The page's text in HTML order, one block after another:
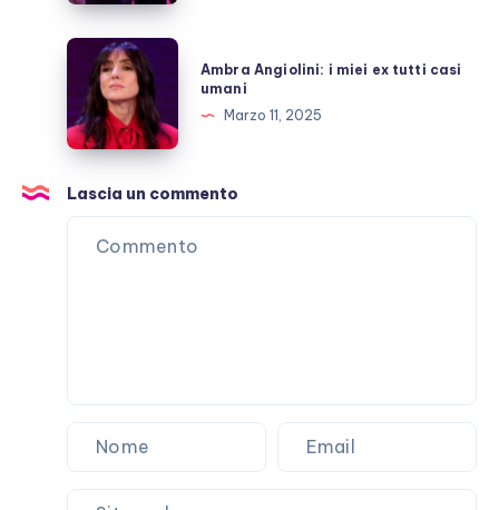
Jenner
sul
carpet
in
Italia
Ambra
Angiolini:
miei
ex
tutti
casi
umani
Ambra Angiolini: i miei ex tutti casi
umani
Marzo 11, 2025
Lascia un commento